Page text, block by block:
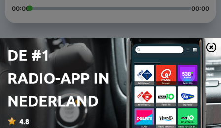
00:00 00:00
Afleveringen
12 mei 2022
184 - Dag 77